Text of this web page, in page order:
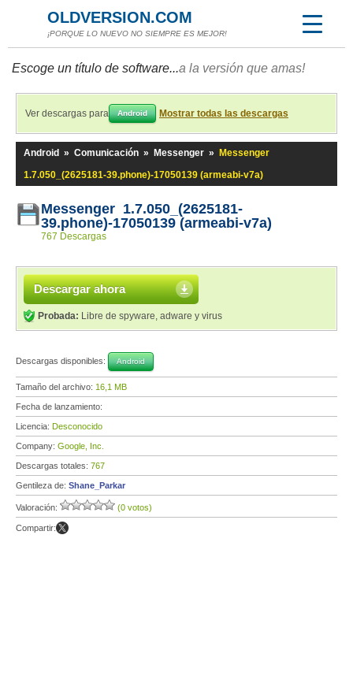
OLDVERSION.COM
¡PORQUE LO NUEVO NO SIEMPRE ES MEJOR!
Escoge un título de software...a la versión que amas!
Ver descargas para Android Mostrar todas las descargas
Android » Comunicación » Messenger »
Messenger
1.7.050_(2625181-39.phone)-17050139 (armeabi-v7a)
Messenger 1.7.050_(2625181-
39.phone)-17050139 (armeabi-v7a)
767 Descargas
Descargar ahora
Probada: Libre de spyware, adware y virus
Descargas disponibles: Android
Tamaño del archivo: 16,1 MB
Fecha de lanzamiento:
Licencia: Desconocido
Company: Google, Inc.
Descargas totales: 767
Gentileza de: Shane_Parkar
Valoración: (0 votos)
Compartir: